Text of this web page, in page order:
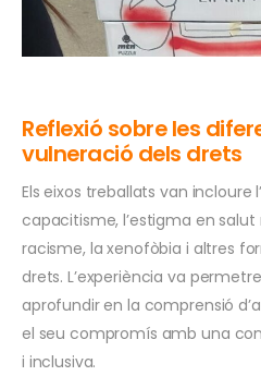
Reflexió sobre les
vulneració dels drets
Els eixos treballats van incloure
capacitisme, l’estigma en
racisme, la xenofòbia i altres
drets. L’experiència va
aprofundir en la comprensió
el seu compromís amb una
i inclusiva.